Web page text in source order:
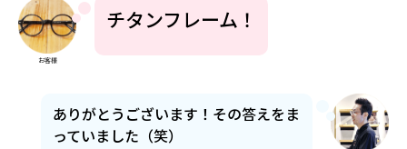
お客様
チタンフレーム！
ありがとうございます！その答えをま
っていました（笑）